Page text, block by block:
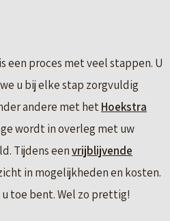
een proces met veel stappen. U
u bij elke stap zorgvuldig
andere met hetHoekstra
wordt in overleg met uw
Tijdens eenvrijblijvende
in mogelijkheden en kosten.
toe bent. Wel zo prettig!